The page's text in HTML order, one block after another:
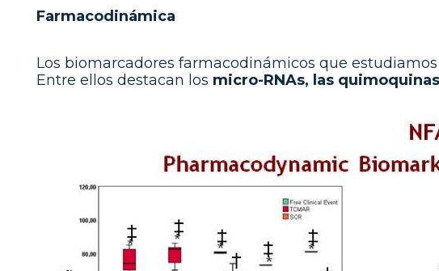
Farmacodinámica
Los biomarcadores farmacodinámicos que
Entre ellos destacan los micro-RNAs, las quimoquinas